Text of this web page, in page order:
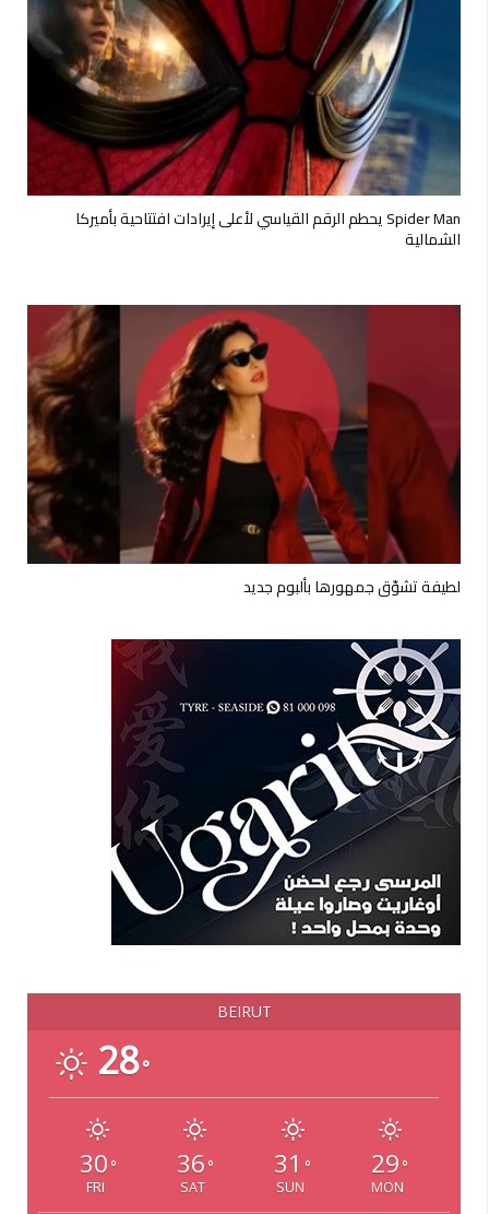
Spider Man يحطم الرقم القياسي لأعلى إيرادات افتتاحية بأميركا
الشمالية
لطيفة تشوّق جمهورها بألبوم جديد
BEIRUT
28°
30 °
FRI
36 °
SAT
31 °
SUN
29 °
MON